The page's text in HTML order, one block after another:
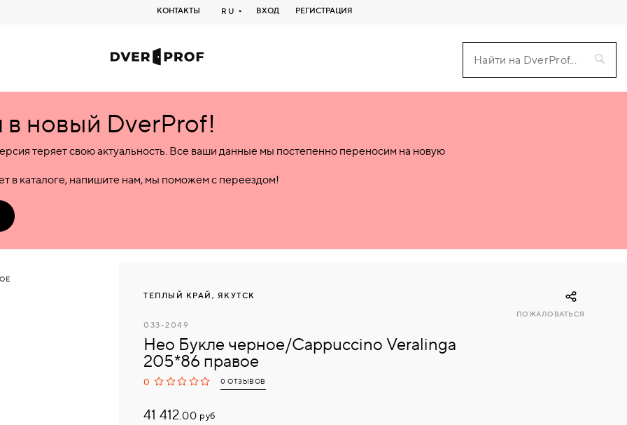
КОНТАКТЫ RU ВХОД РЕГИСТРАЦИЯ
новый DverProf!
теряет свою актуальность. Все ваши данные мы постепенно переносим на новую
в каталоге, напишите нам, мы поможем с переездом!
ТЕПЛЫЙ КРАЙ, ЯКУТСК
033-2049
Нео Букле черное/Cappuccino Veralinga
205*86 правое
0 0 ОТЗЫВОВ
41 412.00руб
ПОЖАЛОВАТЬСЯ